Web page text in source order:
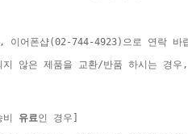
이어폰샵(02-744-4923)으로 연락 바
지 않은 제품을 교환/반품 하시는 경우
비 유료인 경우]